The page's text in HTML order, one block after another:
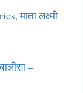
माता लक्ष्मी
–